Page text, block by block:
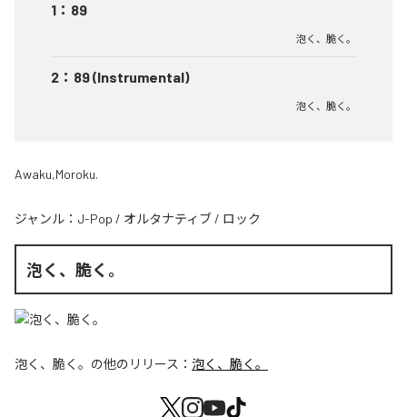
1 ： 89
泡く、脆く。
2 ： 89 (Instrumental)
泡く、脆く。
Awaku,Moroku.
ジャンル： J-Pop / オルタナティブ / ロック
泡く、脆く。
泡く、脆く。 の他のリリース： 泡く、脆く。